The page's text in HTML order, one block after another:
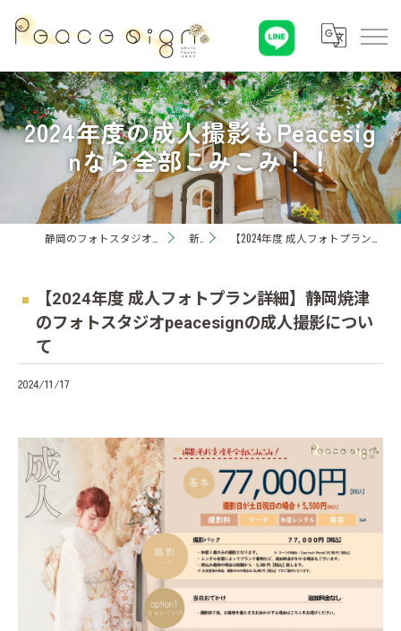
2024年度の成人撮影もPeacesig
nなら全部こみこみ！！
新着情報 【2024年度 成人フォトプラン詳細】静岡焼津のフォトスタジオpeacesignの成人撮影について
【2024年度 成人フォトプラン詳細】静岡焼津
のフォトスタジオpeacesignの成人撮影につい
て
2024/11/17